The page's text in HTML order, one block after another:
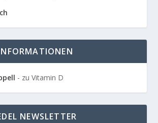
- zu Vitamin D
NEWSLETTER